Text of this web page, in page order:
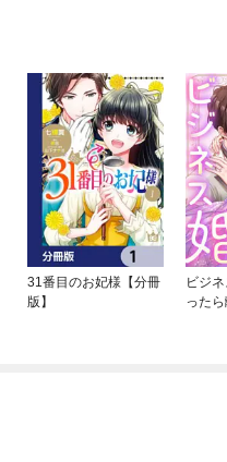
31番目のお妃様【分冊
版】
ビジ
った